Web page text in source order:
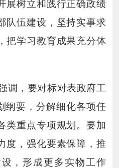
展树立和践行正确政绩
队伍建设，坚持实事求
把学习教育成果充分体
调，要对标对表政府工
纲要，分解细化各项任
类重点专项规划。要加
度，强化要素保障，推
，形成更多实物工作